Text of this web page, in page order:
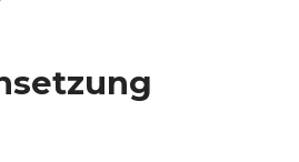
1,5 m Kabel für mehr
Design. Perfekt für den